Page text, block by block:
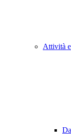
Attività